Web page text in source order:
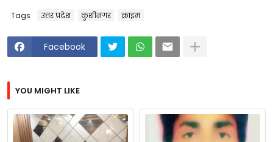
Tags उत्तर प्रदेश कुशीनगर क्राइम
Facebook
YOU MIGHT LIKE